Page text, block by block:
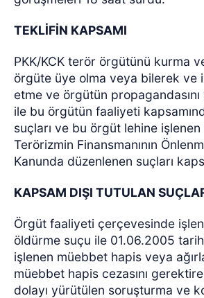
TEKLİFİN KAPSAMI
PKK/KCK terör örgütünü kurma
örgüte üye olma veya bilerek ve
etme ve örgütün propagandasını
ile bu örgütün faaliyeti
suçları ve bu örgüt lehine işlenen
Terörizmin Finansmanının
Kanunda düzenlenen suçları
KAPSAM DIŞI TUTULAN
Örgüt faaliyeti çerçevesinde
öldürme suçu ile 01.06.2005
işlenen müebbet hapis veya
müebbet hapis cezasını
dolayı yürütülen soruşturma ve